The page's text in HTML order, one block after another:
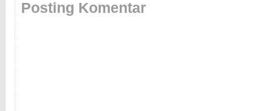
Posting Komentar